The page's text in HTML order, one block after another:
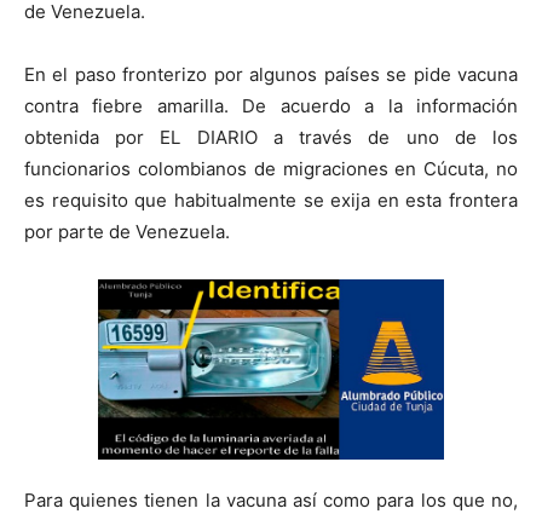
de Venezuela.
En el paso fronterizo por algunos países se pide vacuna
contra fiebre amarilla. De acuerdo a la información
obtenida por EL DIARIO a través de uno de los
funcionarios colombianos de migraciones en Cúcuta, no
es requisito que habitualmente se exija en esta frontera
por parte de Venezuela.
Para quienes tienen la vacuna así como para los que no,